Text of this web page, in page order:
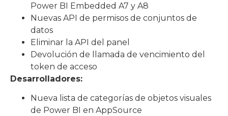
Power BI Embedded A7 y A8
Nuevas API de permisos de conjuntos de
datos
Eliminar la API del panel
Devolución de llamada de vencimiento del
token de acceso
Desarrolladores:
Nueva lista de categorías de objetos visuales
de Power BI en AppSource